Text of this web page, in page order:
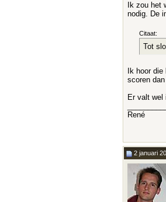
Ik zou het
nodig. De
Citaat:
Tot
Ik hoor
scoren
Er valt wel
René
2 januari